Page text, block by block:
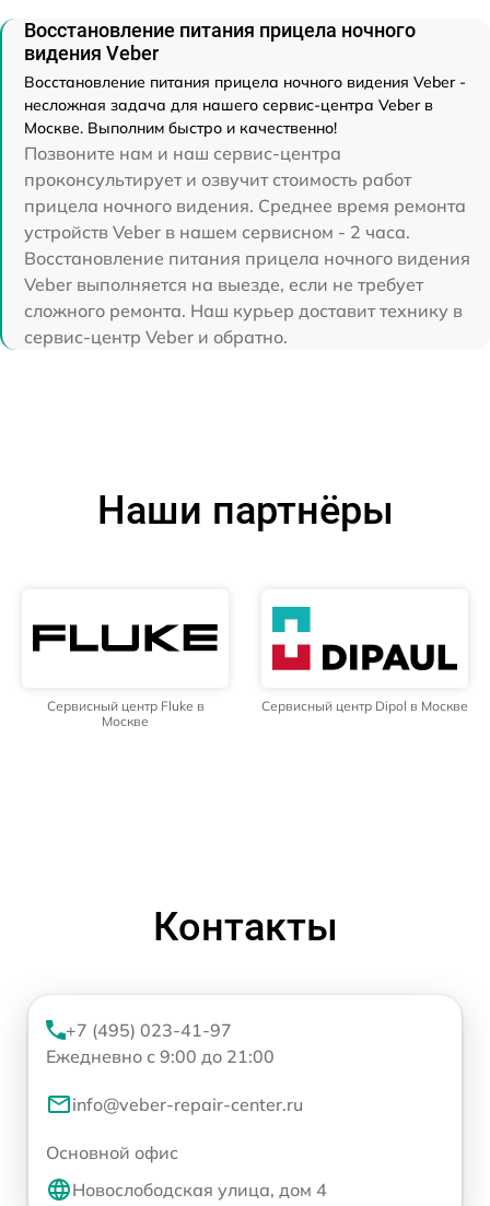
Восстановление питания прицела ночного
видения Veber
Восстановление питания прицела ночного видения Veber -
несложная задача для нашего сервис-центра Veber в
Москве. Выполним быстро и качественно!
Позвоните нам и наш сервис-центра
проконсультирует и озвучит стоимость работ
прицела ночного видения. Среднее время ремонта
устройств Veber в нашем сервисном - 2 часа.
Восстановление питания прицела ночного видения
Veber выполняется на выезде, если не требует
сложного ремонта. Наш курьер доставит технику в
сервис-центр Veber и обратно.
Наши партнёры
Сервисный центр Fluke в
Москве
Сервисный центр Dipol в Москве
Контакты
+7 (495) 023-41-97
Ежедневно с 9:00 до 21:00
info@veber-repair-center.ru
Основной офис
Новослободская улица, дом 4